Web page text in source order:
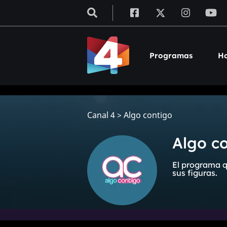
Programas
Canal 4> Algo contigo
Algo
El programa
sus figuras.